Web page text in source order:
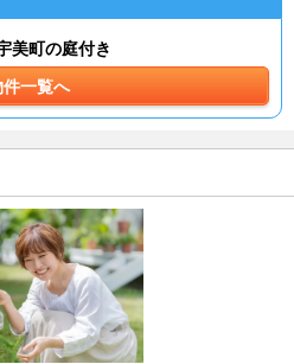
美町の庭付き
件一覧へ